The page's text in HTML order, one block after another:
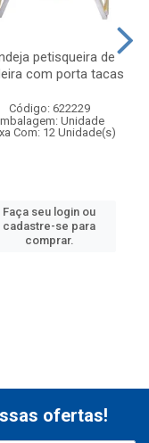
petisqueira de
com porta tacas
Código: 622229
Unidade
Com: 12 Unidade(s)
Faça seu login ou
cadastre-se para
comprar.
ofertas!